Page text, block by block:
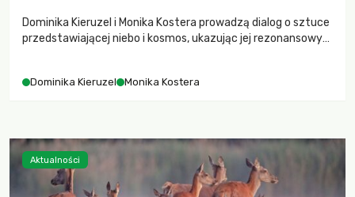
Dominika Kieruzel i Monika Kostera prowadzą dialog o sztuce
przedstawiającej niebo i kosmos, ukazując jej rezonansowy
Dominika Kieruzel Monika Kostera
Aktualności